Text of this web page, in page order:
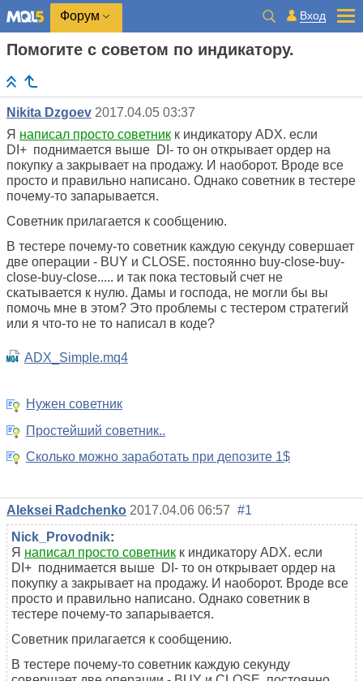
Форум Вход
Помогите с советом по индикатору.
Nikita Dzgoev 2017.04.05 03:37
Я написал просто советник к индикатору ADX. если
DI+ поднимается выше DI- то он открывает ордер на
покупку а закрывает на продажу. И наоборот. Вроде все
просто и правильно написано. Однако советник в тестере
почему-то запарывается.
Советник прилагается к сообщению.
В тестере почему-то советник каждую секунду совершает
две операции - BUY и CLOSE. постоянно buy-close-buy-
close-buy-close..... и так пока тестовый счет не
скатывается к нулю. Дамы и господа, не могли бы вы
помочь мне в этом? Это проблемы с тестером стратегий
или я что-то не то написал в коде?
ADX_Simple.mq4
Нужен советник
Простейший советник..
Сколько можно заработать при депозите 1$
Aleksei Radchenko 2017.04.06 06:57 #1
Nick_Provodnik:
Я написал просто советник к индикатору ADX. если
DI+ поднимается выше DI- то он открывает ордер на
покупку а закрывает на продажу. И наоборот. Вроде все
просто и правильно написано. Однако советник в
тестере почему-то запарывается.
Советник прилагается к сообщению.
В тестере почему-то советник каждую секунду